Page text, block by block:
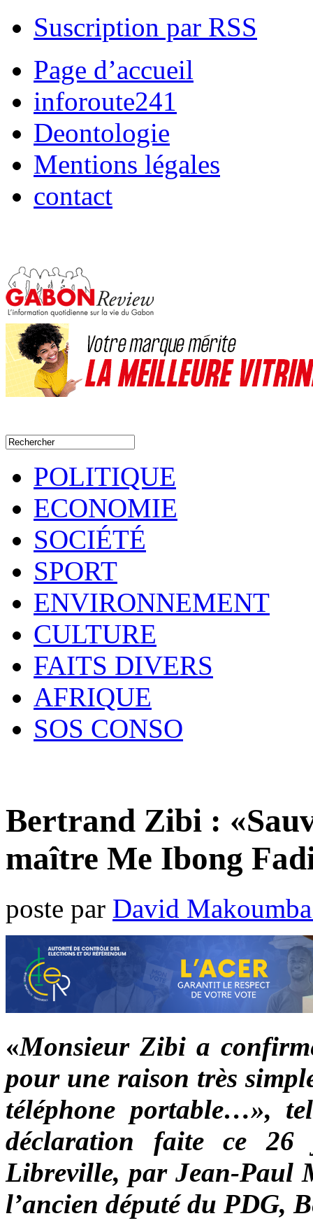
Suscription par RSS
Page d’accueil
inforoute241
Deontologie
Mentions légales
contact
POLITIQUE
ECONOMIE
SOCIÉTÉ
SPORT
ENVIRONNEMENT
CULTURE
FAITS DIVERS
AFRIQUE
SOS CONSO
Bertrand Zibi :
maître Me Ibong
poste par David
«Monsieur Zibi a
pour une raison très
téléphone portable…»,
déclaration faite ce
Libreville, par Jean-Paul
l’ancien député du PDG,